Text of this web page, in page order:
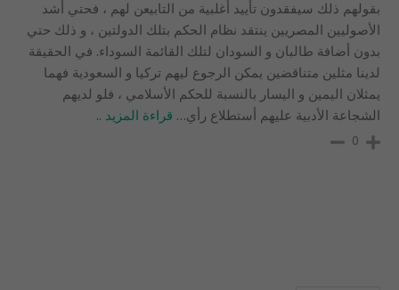
بقولهم ذلك سيفقدون تأييد أغلبية من التابيعن لهم ، فحتي أشد
الأصوليين المصريين ينتقد نظام الحكم بتلك الدولتين ، و ذلك حتي
بدون أضافة طالبان و السودان لتلك القائمة السوداء. في الحقيقة
لدينا مثلين متناقضين يمكن الرجوع ليهم تركيا و السعودية فهما
يمثلان اليمين و اليسار بالنسبة للحكم الأسلامي ، فلو لديهم
الشجاعة الأدبية عليهم أستطلاع رأي… قراءة المزيد ..
0